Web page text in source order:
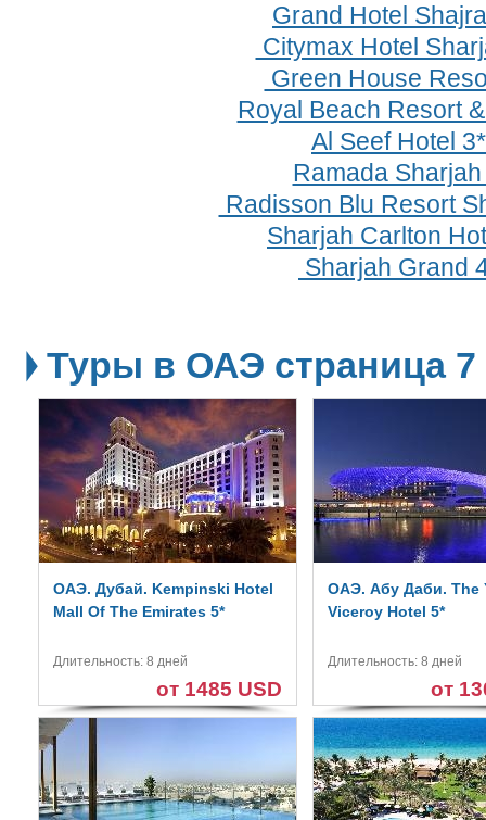
Grand Hotel
Citymax Hotel
Green House
Royal Beach Resort
Al Seef Hotel
Ramada
Radisson Blu Resort
Sharjah Carlton
Sharjah Grand
Туры в ОАЭ страница 7
ОАЭ. Дубай. Kempinski Hotel
Mall Of The Emirates 5*
Длительность: 8 дней
от 1485 USD
ОАЭ. Абу Даби. The
Viceroy Hotel 5*
Длительность: 8 дней
от